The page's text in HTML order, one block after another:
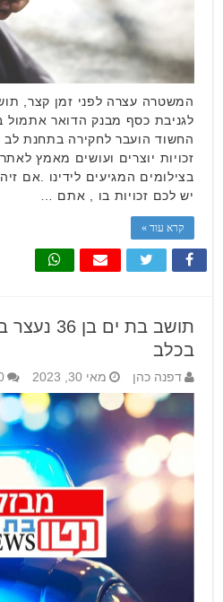
לגניבת כסף מבנק הדואר אתמול
החשוד הועבר לחקירה בתחנת לב
זכויות יוצרים ועושים מאמץ
בצילומים המגיעים לידינו .אם
יש לכם זכויות בו , אתם …
קרא עוד »
תושב בת
בכלב
דפנה כהן מאי 30, 2023